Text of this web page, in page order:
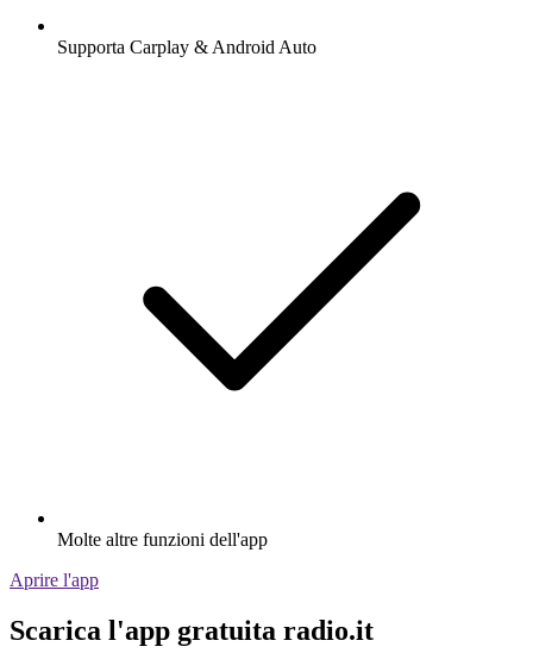
Supporta Carplay & Android Auto
Molte altre funzioni dell'app
Aprire l'app
Scarica l'app gratuita radio.it